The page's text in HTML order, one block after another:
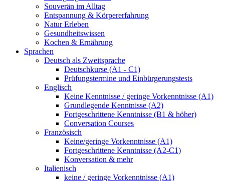
Souverän im Alltag
Entspannung & Körpererfahrung
Natur Erleben
Gesundheitswissen
Kochen & Ernährung
Sprachen
Deutsch als Zweitsprache
Deutschkurse (A1 - C1)
Prüfungstermine und Einbürgerungstests
Englisch
Keine Kenntnisse / geringe Vorkenntnisse (A1)
Grundlegende Kenntnisse (A2)
Fortgeschrittene Kenntnisse (B1 & höher)
Conversation Courses
Französisch
Keine/geringe Vorkenntnisse (A1)
Fortgeschrittene Kenntnisse (A2-C1)
Konversation & mehr
Italienisch
keine / geringe Vorkenntnisse (A1)